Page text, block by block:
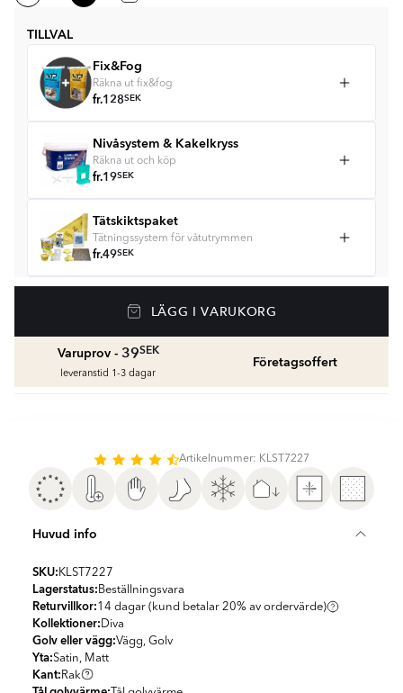
TILLVAL
Fix&Fog
Räkna ut fix&fog
fr.128SEK
Nivåsystem & Kakelkryss
Räkna ut och köp
fr.19SEK
Tätskiktspaket
Tätningssystem för våtutrymmen
fr.49SEK
Golvvärmepaket med termostat
Våtrumssilikon
Rengöring & Underhåll
fr. SEK
Kakellist
fr.49
LÄGG I VARUKORG
Varuprov - 39SEK
leveranstid 1-3 dagar
Företagsoffert
Artikelnummer: KLST7227
Huvud info
SKU: KLST7227
Lagerstatus: Beställningsvara
Returvillkor:14 dagar (kund betalar 20% av ordervärde)
Kollektioner: Diva
Golv eller vägg:Vägg, Golv
Yta:Satin, Matt
Kant: Rak